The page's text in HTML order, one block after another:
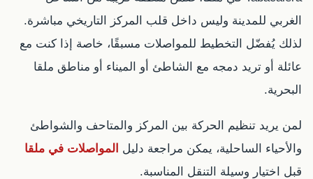
الغربي للمدينة وليس داخل قلب المركز التاريخي مباشرة.
لذلك يُفضّل التخطيط للمواصلات مسبقًا، خاصة إذا كنت مع
عائلة أو تريد دمجه مع الشاطئ أو الميناء أو مناطق ملقا
البحرية.
لمن يريد تنظيم الحركة بين المركز والمتاحف والشواطئ
والأحياء الساحلية، يمكن مراجعة دليل المواصلات في ملقا
قبل اختيار وسيلة التنقل المناسبة.